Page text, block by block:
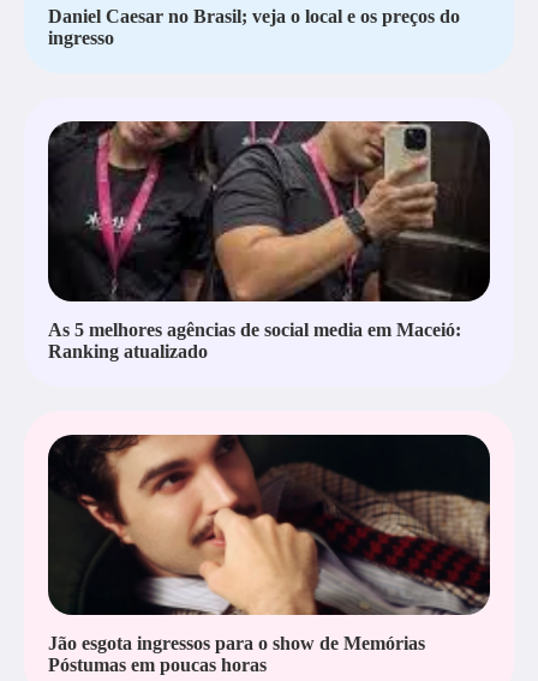
Daniel Caesar no Brasil; veja o local e os preços do
ingresso
As 5 melhores agências de social media em Maceió:
Ranking atualizado
Jão esgota ingressos para o show de Memórias
Póstumas em poucas horas